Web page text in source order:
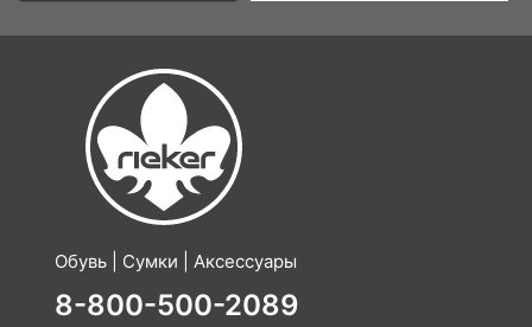
Обувь | Сумки | Аксессуары
8-800-500-2089